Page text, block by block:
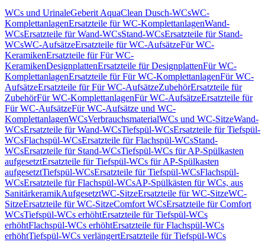
WCs und UrinaleGeberit AquaClean Dusch-WCsWC-
KomplettanlagenErsatzteile für WC-KomplettanlagenWand-
WCsErsatzteile für Wand-WCsStand-WCsErsatzteile für Stand-
WCsWC-AufsätzeErsatzteile für WC-AufsätzeFür WC-
KeramikenErsatzteile für Für WC-
KeramikenDesignplattenErsatzteile für DesignplattenFür WC-
KomplettanlagenErsatzteile für Für WC-KomplettanlagenFür WC-
AufsätzeErsatzteile für Für WC-AufsätzeZubehörErsatzteile für
ZubehörFür WC-KomplettanlagenFür WC-AufsätzeErsatzteile für
Für WC-AufsätzeFür WC-Aufsätze und WC-
KomplettanlagenWCsVerbrauchsmaterialWCs und WC-SitzeWand-
WCsErsatzteile für Wand-WCsTiefspül-WCsErsatzteile für Tiefspül-
WCsFlachspül-WCsErsatzteile für Flachspül-WCsStand-
WCsErsatzteile für Stand-WCsTiefspül-WCs für AP-Spülkasten
aufgesetztErsatzteile für Tiefspül-WCs für AP-Spülkasten
aufgesetztTiefspül-WCsErsatzteile für Tiefspül-WCsFlachspül-
WCsErsatzteile für Flachspül-WCsAP-Spülkästen für WCs, aus
SanitärkeramikAufgesetztWC-SitzeErsatzteile für WC-SitzeWC-
SitzeErsatzteile für WC-SitzeComfort WCsErsatzteile für Comfort
WCsTiefspül-WCs erhöhtErsatzteile für Tiefspül-WCs
erhöhtFlachspül-WCs erhöhtErsatzteile für Flachspül-WCs
erhöhtTiefspül-WCs verlängertErsatzteile für Tiefspül-WCs